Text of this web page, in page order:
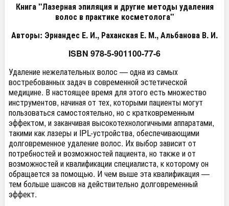
Книга "Лазерная эпиляция и другие методы удаления
волос в практике косметолога"
Авторы: Эрнандес Е. И., Раханская Е. М., Альбанова В. И.
ISBN 978-5-901100-77-6
Удаление нежелательных волос — одна из самых
востребованных задач в современной эстетической
медицине. В настоящее время для этого есть множество
инструментов, начиная от тех, которыми пациенты могут
пользоваться самостоятельно, но с кратковременным
эффектом, и заканчивая высокотехнологичными аппаратами,
такими как лазеры и IPL-устройства, обеспечивающими
долговременное удаление волос. Их выбор зависит от
потребностей и возможностей пациента, но также и от
возможностей и квалификации специалиста, к которому он
обращается за помощью. И чем выше эта квалификация —
тем больше шансов на действительно долговременный
эффект.